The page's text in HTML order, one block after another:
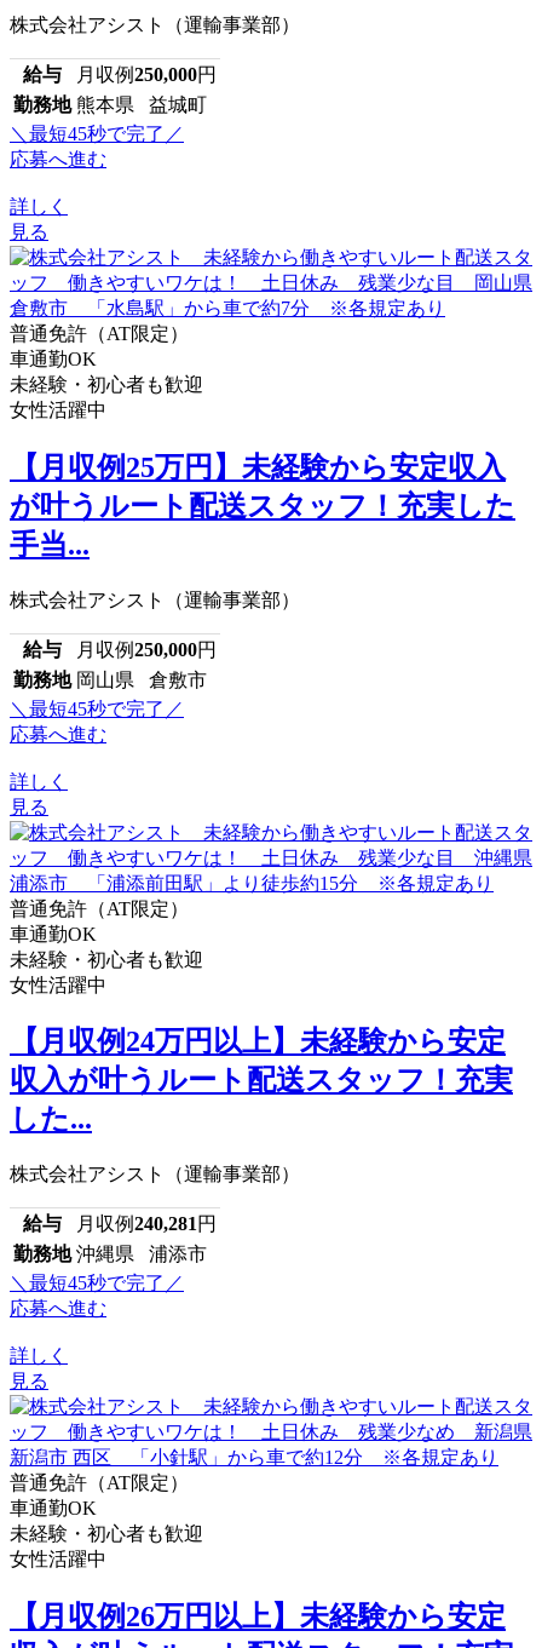
株式会社アシスト（運輸事業部）
給与 月収例250,000円
勤務地 熊本県 益城町
＼最短45秒で完了／
応募へ進む
詳しく
見る
普通免許（AT限定）
車通勤OK
未経験・初心者も歓迎
女性活躍中
【月収例25万円】未経験から安定収入
が叶うルート配送スタッフ！充実した
手当...
株式会社アシスト（運輸事業部）
給与 月収例250,000円
勤務地 岡山県 倉敷市
＼最短45秒で完了／
応募へ進む
詳しく
見る
普通免許（AT限定）
車通勤OK
未経験・初心者も歓迎
女性活躍中
【月収例24万円以上】未経験から安定
収入が叶うルート配送スタッフ！充実
した...
株式会社アシスト（運輸事業部）
給与 月収例240,281 円
勤務地 沖縄県 浦添市
＼最短45秒で完了／
応募へ進む
詳しく
見る
普通免許（AT限定）
車通勤OK
未経験・初心者も歓迎
女性活躍中
【月収例26万円以上】未経験から安定